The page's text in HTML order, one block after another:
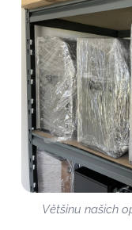
Většinu našich